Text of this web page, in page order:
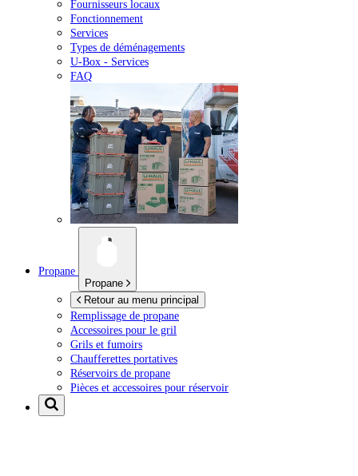
Fournisseurs locaux
Fonctionnement
Services
Types de déménagements
U-Box - Services
FAQ
Propane
Propane
Retour au menu principal
Remplissage de propane
Accessoires pour le gril
Grils et fumoirs
Chaufferettes portatives
Réservoirs de propane
Pièces et accessoires pour réservoir